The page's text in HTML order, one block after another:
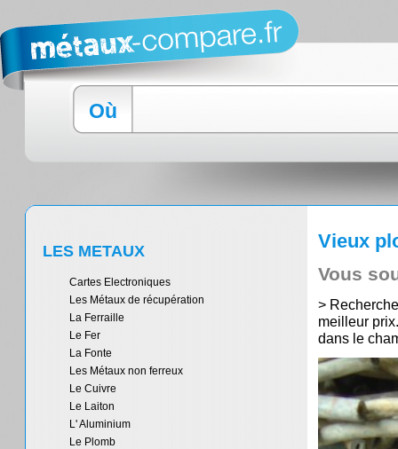
Où
LES METAUX
Cartes Electroniques
Les Métaux de récupération
La Ferraille
Le Fer
La Fonte
Les Métaux non ferreux
Le Cuivre
Le Laiton
L' Aluminium
Le Plomb
Vieux
Vous
>
meilleur
dans le